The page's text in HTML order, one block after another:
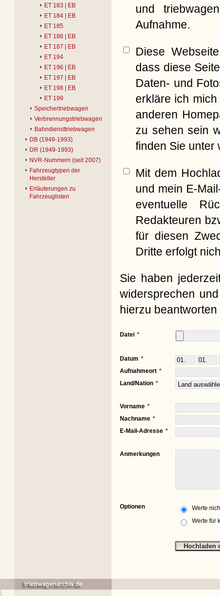
ET 183 | EB
ET 184 | EB
ET 185
ET 186 | EB
ET 187 | EB
ET 194
ET 196 | EB
ET 197 | EB
ET 198 | EB
ET 199
Speichertriebwagen
Verbrennungstriebwagen
Bahndiensttriebwagen
DB (1949-1993)
DR (1949-1993)
NVR-Nummern (seit 2007)
Fahrzeugtypen der
Hersteller
Erläuterungen zu
Fahrzeuglisten
und
Aufnahme.
Diese
dass diese
Daten- und
erkläre ich
anderen
zu sehen sein
finden Sie unter
Mit dem
und mein E-
eventuelle
Redakteuren
für diesen
Dritte erfolgt
Sie haben
widersprechen
hierzu
Datei
Datum
Aufnahmeort
Land/Nation
Vorname
Nachname
E-Mail-Adresse
Anmerkungen
Optionen
Werte
Werte für